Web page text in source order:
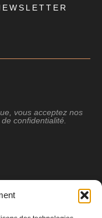
vous acceptez nos
confidentialité.